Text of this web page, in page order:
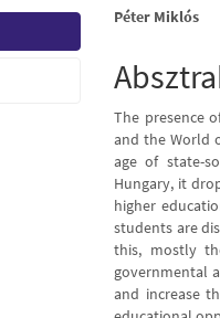
Main
Article
Péter Miklós
The presence
and the World
age of state-
Hungary, it
higher
students are
this, mostly
governmental
and increase